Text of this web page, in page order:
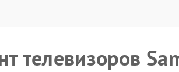
телевизоров